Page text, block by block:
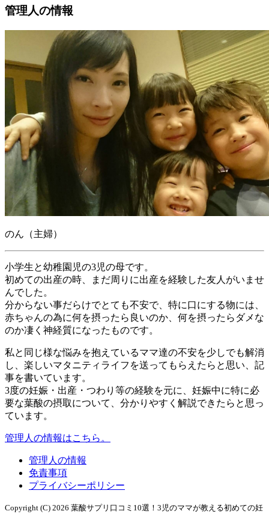
管理人の情報
のん（主婦）
小学生と幼稚園児の3児の母です。
初めての出産の時、まだ周りに出産を経験した友人がいませ
んでした。
分からない事だらけでとても不安で、特に口にする物には、
赤ちゃんの為に何を摂ったら良いのか、何を摂ったらダメな
のか凄く神経質になったものです。
私と同じ様な悩みを抱えているママ達の不安を少しでも解消
し、楽しいマタニティライフを送ってもらえたらと思い、記
事を書いています。
3度の妊娠・出産・つわり等の経験を元に、妊娠中に特に必
要な葉酸の摂取について、分かりやすく解説できたらと思っ
ています。
管理人の情報はこちら。
管理人の情報
免責事項
プライバシーポリシー
Copyright (C) 2026 葉酸サプリ口コミ10選！3児のママが教える初めての妊